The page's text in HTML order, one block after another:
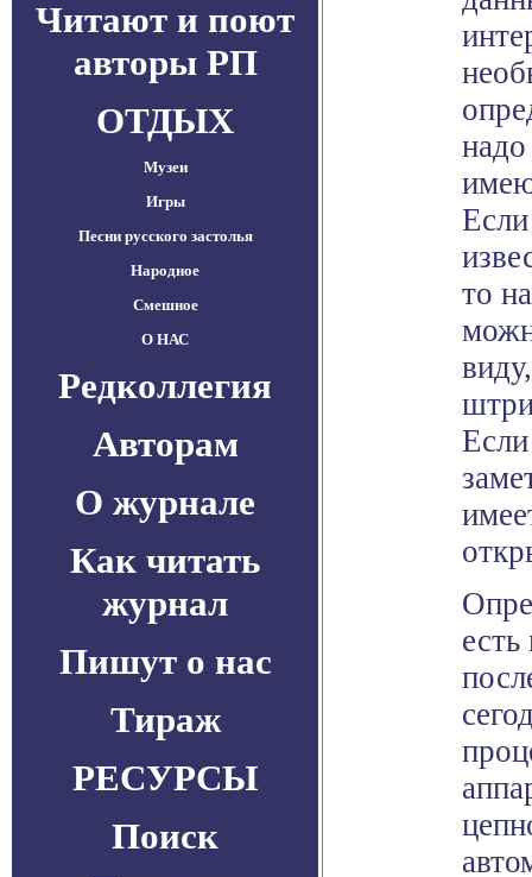
Читают и поют
авторы РП
ОТДЫХ
Музеи
Игры
Песни русского застолья
Народное
Смешное
О НАС
Редколлегия
Авторам
О журнале
Как читать
журнал
Пишут о нас
Тираж
РЕСУРСЫ
Поиск
то